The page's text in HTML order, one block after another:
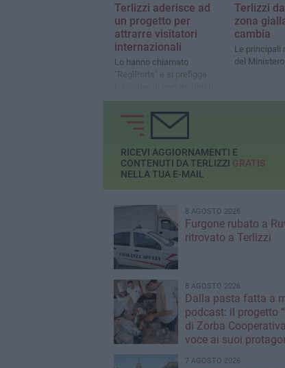
Terlizzi aderisce ad
un progetto per
attrarre visitatori
internazionali
Lo hanno chiamato
"ReglPorts" e si prefigge
nautici dal mare
all'entroterra
Terlizzi
zona
cambia
Le principali
del
RICEVI AGGIORNAMENTI E
CONTENUTI DA TERLIZZI GRATIS
NELLA TUA E-MAIL
8 AGOSTO 2026
Furgone rubato a
ritrovato a Terlizzi
8 AGOSTO 2026
Dalla pasta fatta a
podcast: il progetto
di Zorba
voce ai suoi
7 AGOSTO 2026